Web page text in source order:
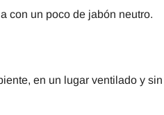
con un poco de jabón neutro.
en un lugar ventilado y